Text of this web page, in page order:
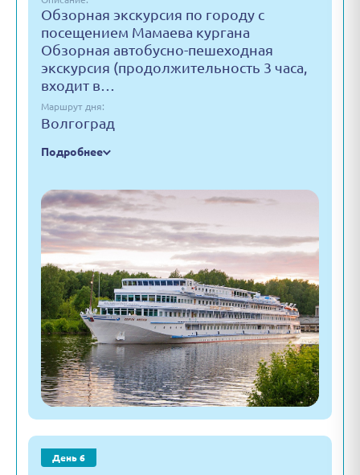
Обзорная экскурсия по городу с
посещением Мамаева кургана
Обзорная автобусно-пешеходная
экскурсия (продолжительность 3 часа,
входит в…
Маршрут дня:
Волгоград
Подробнее
День 6